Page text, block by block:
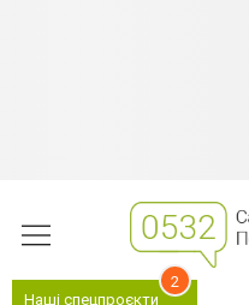
Наші спецпроєкти
2